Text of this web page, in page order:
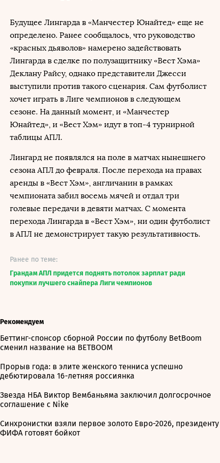
Будущее Лингарда в «Манчестер Юнайтед» еще не
определено. Ранее сообщалось, что руководство
«красных дьяволов» намерено задействовать
Лингарда в сделке по полузащитнику «Вест Хэма»
Деклану Райсу, однако представители Джесси
выступили против такого сценария. Сам футболист
хочет играть в Лиге чемпионов в следующем
сезоне. На данный момент, и «Манчестер
Юнайтед», и «Вест Хэм» идут в топ-4 турнирной
таблицы АПЛ.
Лингард не появлялся на поле в матчах нынешнего
сезона АПЛ до февраля. После перехода на правах
аренды в «Вест Хэм», англичанин в рамках
чемпионата забил восемь мячей и отдал три
голевые передачи в девяти матчах. С момента
перехода Лингарда в «Вест Хэм», ни один футболист
в АПЛ не демонстрирует такую результативность.
Ранее по теме:
Грандам АПЛ придется поднять потолок зарплат ради
покупки лучшего снайпера Лиги чемпионов
Рекомендуем
Беттинг-спонсор сборной России по футболу BetBoom
сменил название на BETBOOM
Прорыв года: в элите женского тенниса успешно
дебютировала 16-летняя россиянка
Звезда НБА Виктор Вембаньяма заключил долгосрочное
соглашение с Nike
Синхронистки взяли первое золото Евро-2026, президенту
ФИФА готовят бойкот